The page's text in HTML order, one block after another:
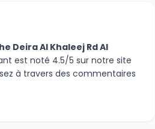
Deira Al Khaleej Rd Al
est noté 4.5/5 sur notre site
à travers des commentaires